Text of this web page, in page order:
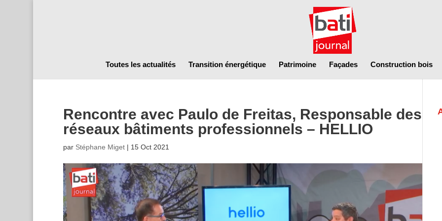
Toutes les actualités Transition énergétique Patrimoine Façades Construction bois
Rencontre avec Paulo de Freitas, Responsable des
réseaux bâtiments professionnels – HELLIO
par Stéphane Miget| 15 Oct 2021